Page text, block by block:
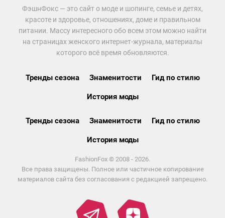
ФэшнФокс — это сайт о моде и шопинге, семье и детях,
красоте и здоровье, отношениях, доме и правильном
питании. Массу интересного обо всем этом можно найти
на страницах женского интернет-журнала, материалы
которого всё время обновляются.
Тренды сезона Знаменитости Гид по стилю
История моды
Тренды сезона Знаменитости Гид по стилю
История моды
FashionFox © 2008 - 2026.
Все права защищены. Полное или частичное копирование
материалов сайта без согласования с редакцией запрещено.